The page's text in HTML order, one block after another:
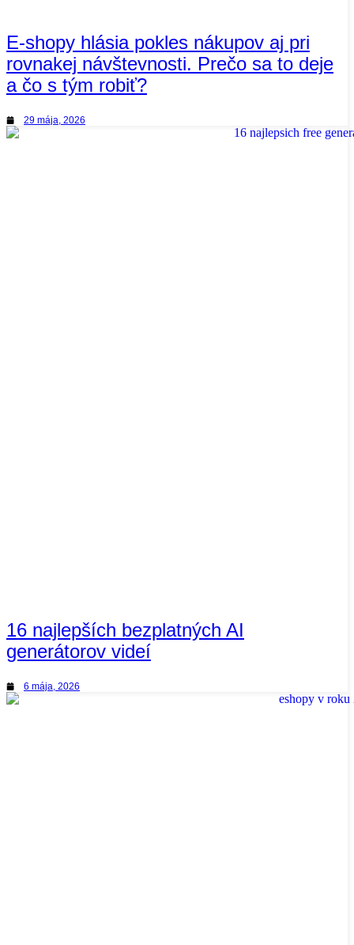
E-shopy hlásia pokles nákupov aj pri
rovnakej návštevnosti. Prečo sa to deje
a čo s tým robiť?
29 mája, 2026
16 najlepších bezplatných AI
generátorov videí
6 mája, 2026